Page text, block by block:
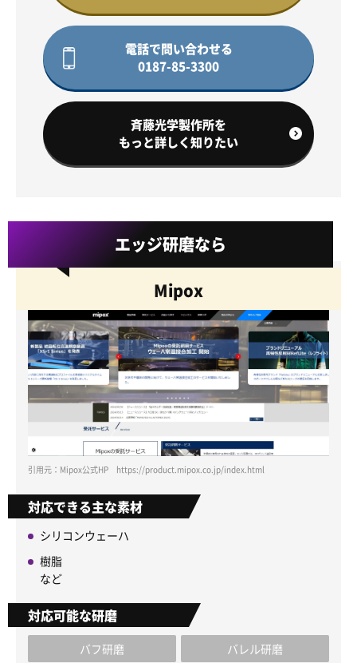
電話で問い合わせる
0187-85-3300
斉藤光学製作所を
もっと詳しく知りたい
エッジ研磨なら
Mipox
引用元：Mipox公式HP https://product.mipox.co.jp/index.html
対応できる主な素材
シリコンウェーハ
樹脂
など
対応可能な研磨
バフ研磨
バレル研磨